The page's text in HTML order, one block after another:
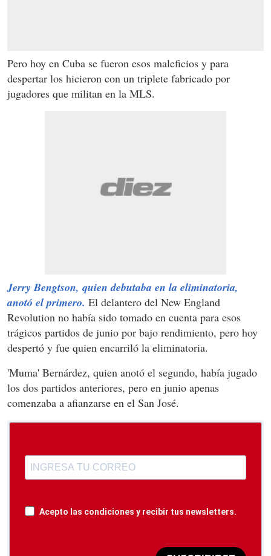
Pero hoy en Cuba se fueron esos maleficios y para
despertar los hicieron con un triplete fabricado por
jugadores que militan en la MLS.
Jerry Bengtson, quien debutaba en la eliminatoria,
anotó el primero. El delantero del New England
Revolution no había sido tomado en cuenta para esos
trágicos partidos de junio por bajo rendimiento, pero hoy
despertó y fue quien encarriló la eliminatoria.
'Muma' Bernárdez, quien anotó el segundo, había jugado
los dos partidos anteriores, pero en junio apenas
comenzaba a afianzarse en el San José.
Acepto las condiciones y recibir tus newsletters.